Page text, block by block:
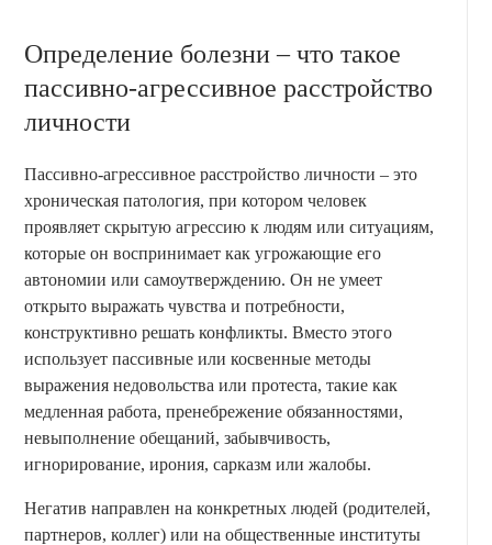
Определение болезни – что такое
пассивно-агрессивное расстройство
личности
Пассивно-агрессивное расстройство личности – это
хроническая патология, при котором человек
проявляет скрытую агрессию к людям или ситуациям,
которые он воспринимает как угрожающие его
автономии или самоутверждению. Он не умеет
открыто выражать чувства и потребности,
конструктивно решать конфликты. Вместо этого
использует пассивные или косвенные методы
выражения недовольства или протеста, такие как
медленная работа, пренебрежение обязанностями,
невыполнение обещаний, забывчивость,
игнорирование, ирония, сарказм или жалобы.
Негатив направлен на конкретных людей (родителей,
партнеров, коллег) или на общественные институты